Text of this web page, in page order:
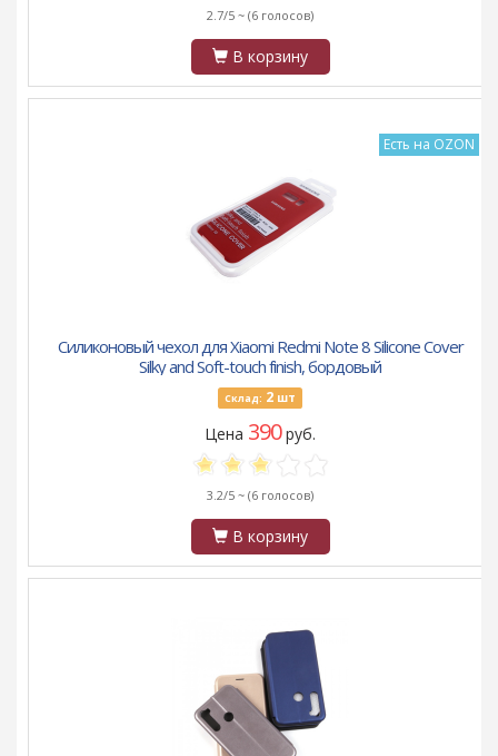
2.7/5 ~ (6 голосов)
В корзину
Есть на OZON
Силиконовый чехол для Xiaomi Redmi Note 8 Silicone Cover
Silky and Soft-touch finish, бордовый
Склад: 2 шт
Цена 390руб.
3.2/5 ~ (6 голосов)
В корзину